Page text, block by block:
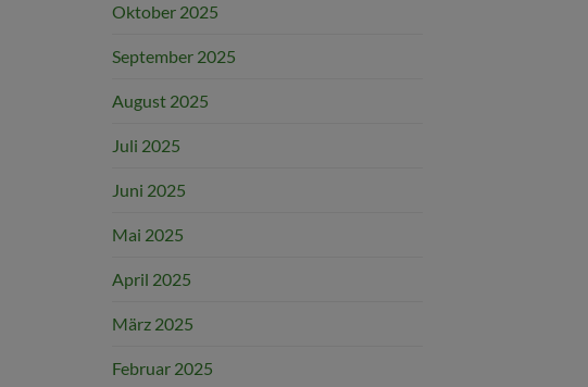
Oktober 2025
September 2025
August 2025
Juli 2025
Juni 2025
Mai 2025
April 2025
März 2025
Februar 2025